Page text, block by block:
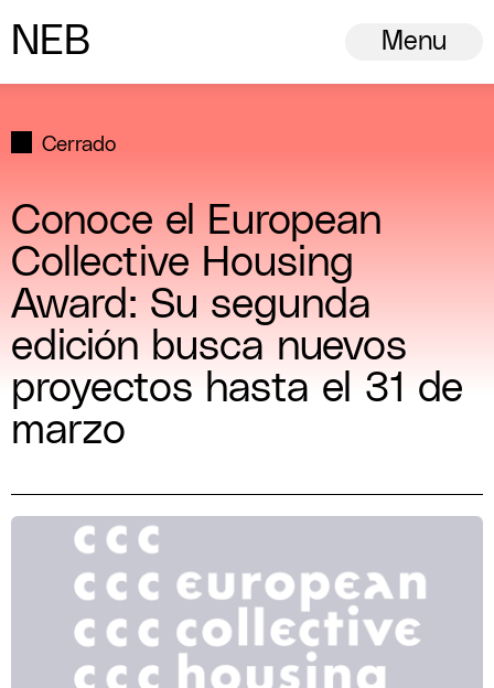
N ew
European
B Menu
Cerrado
Conoce el European
Collective Housing
Award: Su segunda
edición busca nuevos
proyectos hasta el 31 de
marzo